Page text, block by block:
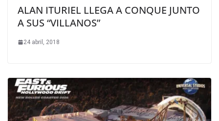
ALAN ITURIEL LLEGA A CONQUE JUNTO
A SUS “VILLANOS”
24 abril, 2018